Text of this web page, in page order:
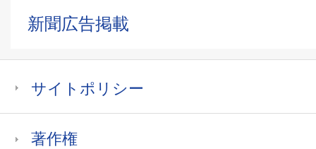
新聞広告掲載
サイトポリシー
著作権